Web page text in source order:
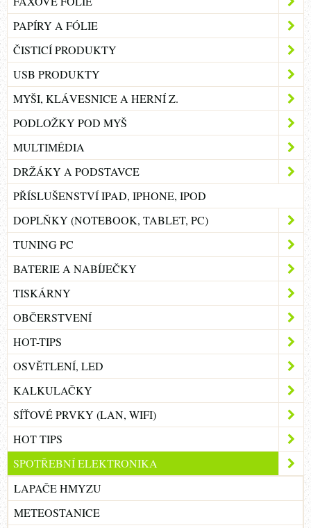
PAPÍRY A FÓLIE
ČISTICÍ PRODUKTY
USB PRODUKTY
MYŠI, KLÁVESNICE A HERNÍ Z.
PODLOŽKY POD MYŠ
MULTIMÉDIA
DRŽÁKY A PODSTAVCE
PŘÍSLUŠENSTVÍ IPAD, IPHONE, IPOD
DOPLŇKY (NOTEBOOK, TABLET, PC)
TUNING PC
BATERIE A NABÍJEČKY
TISKÁRNY
OBČERSTVENÍ
HOT-TIPS
OSVĚTLENÍ, LED
KALKULAČKY
SÍŤOVÉ PRVKY (LAN, WIFI)
HOT TIPS
SPOTŘEBNÍ ELEKTRONIKA
LAPAČE HMYZU
METEOSTANICE